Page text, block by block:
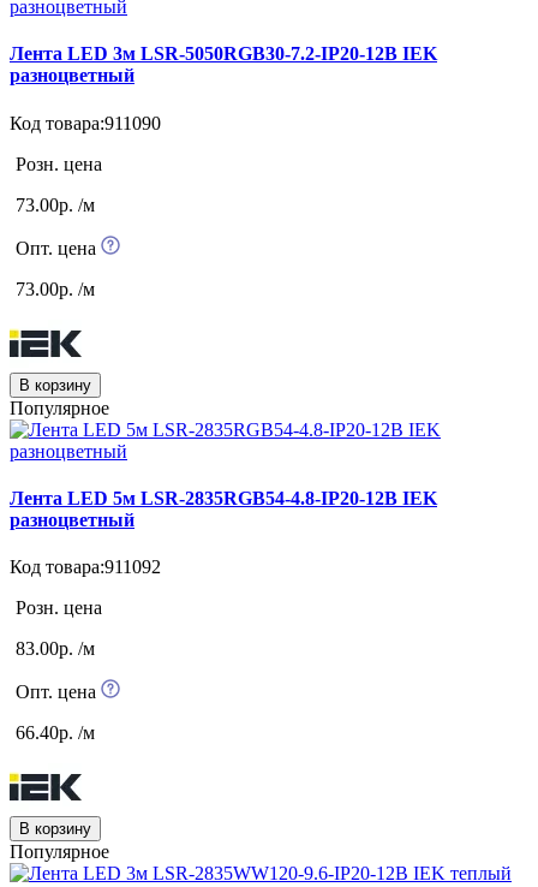
Лента LED 3м LSR-5050RGB30-7.2-IP20-12B IEK
разноцветный
Код товара:911090
Розн. цена
73.00р. /м
Опт. цена
73.00р. /м
В корзину
Популярное
Лента LED 5м LSR-2835RGB54-4.8-IP20-12B IEK
разноцветный
Код товара:911092
Розн. цена
83.00р. /м
Опт. цена
66.40р. /м
В корзину
Популярное